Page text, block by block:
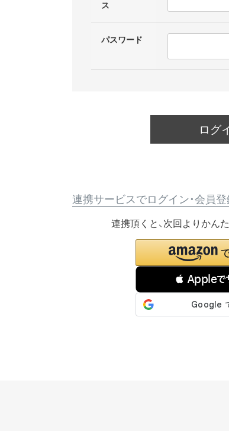
ス
パスワード
ログ
連携サービスでログイン・会員登
 Appleで
連携頂くと、次回よりかん